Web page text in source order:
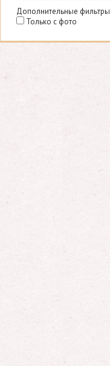
Дополнительные фильтры
Только с фото